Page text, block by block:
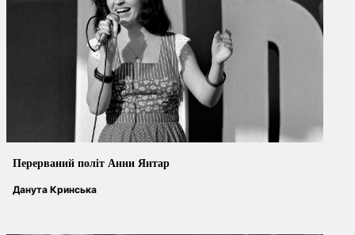
Перерваний політ Анни Янтар
Данута Кринська